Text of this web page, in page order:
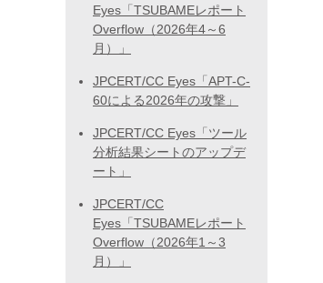
Eyes「TSUBAMEレポート
Overflow（2026年4～6
月）」
JPCERT/CC Eyes「APT-C-
60による2026年の攻撃」
JPCERT/CC Eyes「ツール
分析結果シートのアップデ
ート」
JPCERT/CC
Eyes「TSUBAMEレポート
Overflow（2026年1～3
月）」